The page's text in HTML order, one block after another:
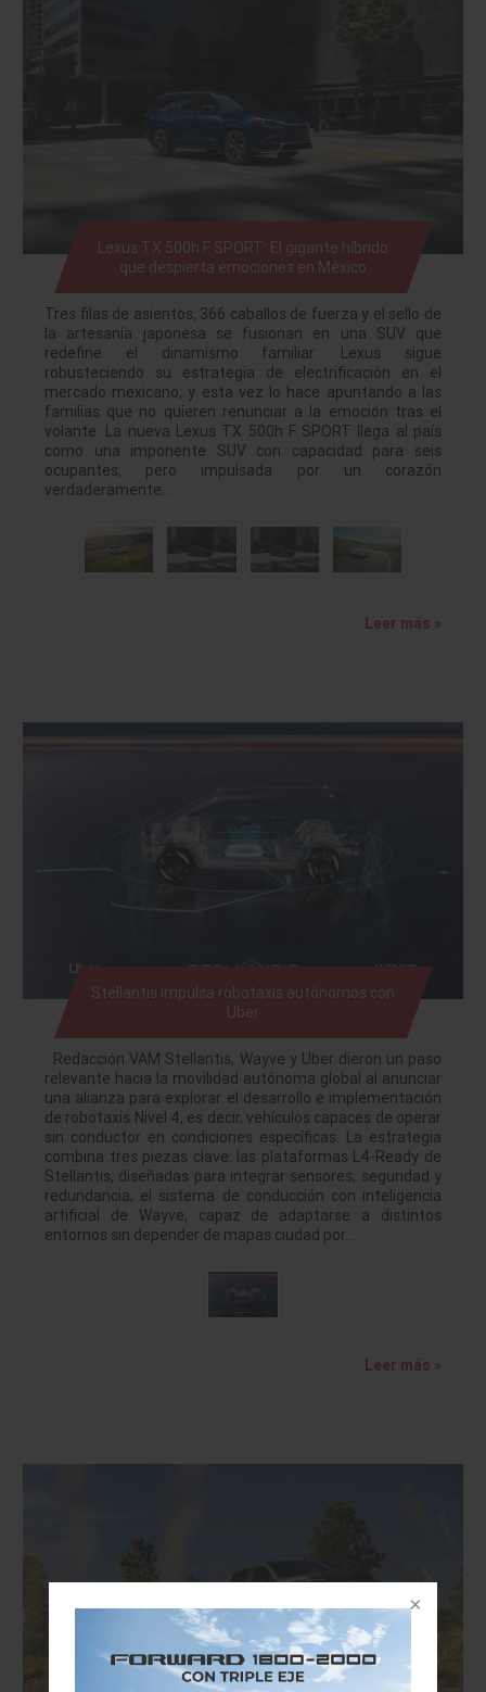
Lexus TX 500h F SPORT: El gigante híbrido
que despierta emociones en México
Tres filas de asientos, 366 caballos de fuerza y el sello de
la artesanía japonesa se fusionan en una SUV que
redefine el dinamismo familiar. Lexus sigue
robusteciendo su estrategia de electrificación en el
mercado mexicano, y esta vez lo hace apuntando a las
familias que no quieren renunciar a la emoción tras el
volante. La nueva Lexus TX 500h F SPORT llega al país
como una imponente SUV con capacidad para seis
ocupantes, pero impulsada por un corazón
verdaderamente…
Leer más »
Stellantis impulsa robotaxis autónomos con
Uber
Redacción VAM Stellantis, Wayve y Uber dieron un paso
relevante hacia la movilidad autónoma global al anunciar
una alianza para explorar el desarrollo e implementación
de robotaxis Nivel 4, es decir, vehículos capaces de operar
sin conductor en condiciones específicas. La estrategia
combina tres piezas clave: las plataformas L4-Ready de
Stellantis, diseñadas para integrar sensores, seguridad y
redundancia; el sistema de conducción con inteligencia
artificial de Wayve, capaz de adaptarse a distintos
entornos sin depender de mapas ciudad por…
Leer más »